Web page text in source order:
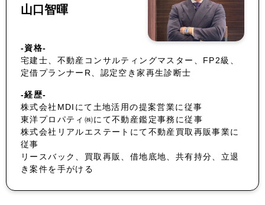
山口智暉
-資格-
宅建士、不動産コンサルティングマスター、FP2級、
定借プランナーR、認定空き家再生診断士
-経歴-
株式会社MDIにて土地活用の提案営業に従事
東洋プロパティ㈱にて不動産鑑定事務に従事
株式会社リアルエステートにて不動産買取再販事業に
従事
リースバック、買取再販、借地底地、共有持分、立退
き案件を手がける